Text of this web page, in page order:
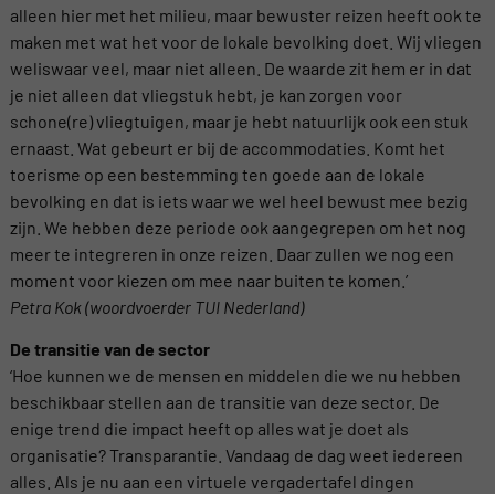
alleen hier met het milieu, maar bewuster reizen heeft ook te
maken met wat het voor de lokale bevolking doet. Wij vliegen
weliswaar veel, maar niet alleen. De waarde zit hem er in dat
je niet alleen dat vliegstuk hebt, je kan zorgen voor
schone(re) vliegtuigen, maar je hebt natuurlijk ook een stuk
ernaast. Wat gebeurt er bij de accommodaties. Komt het
toerisme op een bestemming ten goede aan de lokale
bevolking en dat is iets waar we wel heel bewust mee bezig
zijn. We hebben deze periode ook aangegrepen om het nog
meer te integreren in onze reizen. Daar zullen we nog een
moment voor kiezen om mee naar buiten te komen.’
Petra Kok (woordvoerder TUI Nederland)
De transitie van de sector
‘Hoe kunnen we de mensen en middelen die we nu hebben
beschikbaar stellen aan de transitie van deze sector. De
enige trend die impact heeft op alles wat je doet als
organisatie? Transparantie. Vandaag de dag weet iedereen
alles. Als je nu aan een virtuele vergadertafel dingen